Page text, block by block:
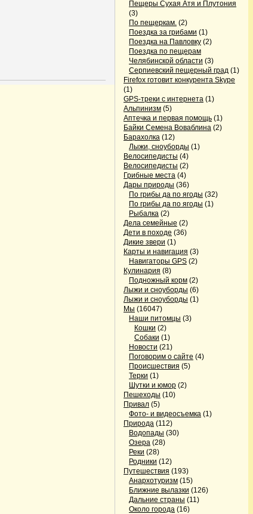
Пещеры Сухая Атя и Плутония
(3)
По пещеркам. (2)
Поездка за грибами (1)
Поездка на Павловку (2)
Поездка по пещерам
Челябинской области (3)
Серпиевский пещерный град (1)
Firefox готовит конкурента Skype
(1)
GPS-треки с интернета (1)
Альпинизм (5)
Аптечка и первая помощь (1)
Байки Семена Воваблина (2)
Барахолка (12)
Лыжи, сноуборды (1)
Велосипедисты (4)
Велосипедисты (2)
Грибные места (4)
Дары природы (36)
По грибы да по ягоды (32)
По грибы да по ягоды (1)
Рыбалка (2)
Дела семейные (2)
Дети в походе (36)
Дикие звери (1)
Карты и навигация (3)
Навигаторы GPS (2)
Кулинария (8)
Подножный корм (2)
Лыжи и сноуборды (6)
Лыжи и сноуборды (1)
Мы (16047)
Наши питомцы (3)
Кошки (2)
Собаки (1)
Новости (21)
Поговорим о сайте (4)
Происшествия (5)
Терки (1)
Шутки и юмор (2)
Пешеходы (10)
Привал (5)
Фото- и видеосъемка (1)
Природа (112)
Водопады (30)
Озера (28)
Реки (28)
Родники (12)
Путешествия (193)
Анархотуризм (15)
Ближние вылазки (126)
Дальние страны (11)
Около города (16)